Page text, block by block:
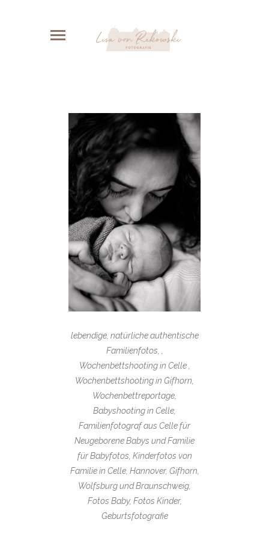
lebendige, natürliche authentische
Familienfotos, ,
Wochenbettshooting in Celle ,
Wochenbettshooting in Gifhorn,
Wochenbettreportage,
Babyshooting in Celle,
Familienfotograf aus Celle für
Neugeborene Babys und Familie
für Babyfotos, Kinderfotos von
Familie in Celle, Hannover, Gifhorn,
Wolfsburg und Braunschweig,
Fotos Baby, Fotos Kinder,
Geburtsfotografie